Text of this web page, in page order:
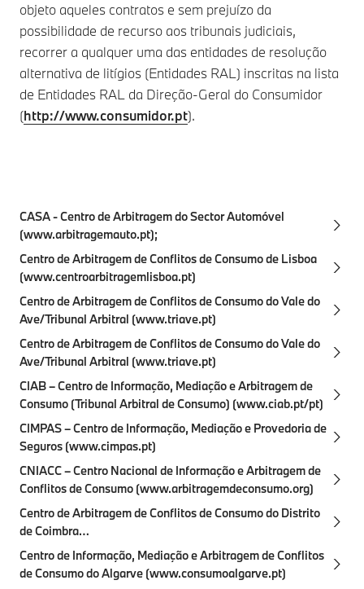
objeto aqueles contratos e sem prejuízo da
possibilidade de recurso aos tribunais judiciais,
recorrer a qualquer uma das entidades de resolução
alternativa de litígios (Entidades RAL) inscritas na lista
de Entidades RAL da Direção-Geral do Consumidor
(http://www.consumidor.pt).
CASA - Centro de Arbitragem do Sector Automóvel
(www.arbitragemauto.pt);
Centro de Arbitragem de Conflitos de Consumo de Lisboa
(www.centroarbitragemlisboa.pt)
Centro de Arbitragem de Conflitos de Consumo do Vale do
Ave/Tribunal Arbitral (www.triave.pt)
Centro de Arbitragem de Conflitos de Consumo do Vale do
Ave/Tribunal Arbitral (www.triave.pt)
CIAB – Centro de Informação, Mediação e Arbitragem de
Consumo (Tribunal Arbitral de Consumo) (www.ciab.pt/pt)
CIMPAS – Centro de Informação, Mediação e Provedoria de
Seguros (www.cimpas.pt)
CNIACC – Centro Nacional de Informação e Arbitragem de
Conflitos de Consumo (www.arbitragemdeconsumo.org)
Centro de Arbitragem de Conflitos de Consumo do Distrito
de Coimbra
(http://www.centrodearbitragemdecoimbra.com)
Centro de Informação, Mediação e Arbitragem de Conflitos
de Consumo do Algarve (www.consumoalgarve.pt)